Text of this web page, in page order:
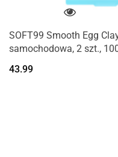
SOFT99 Smooth Egg
samochodowa, 2 szt.,
43.99